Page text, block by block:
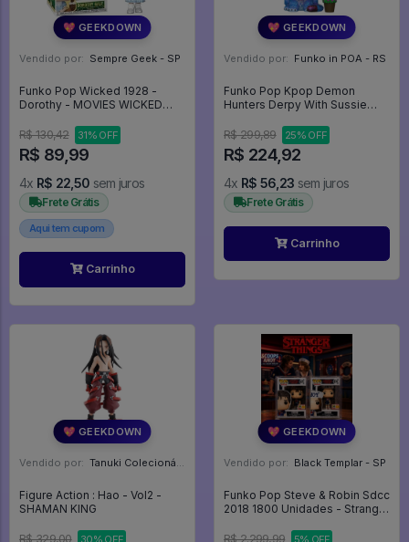
💖 GEEKDOWN
Vendido por: Sempre Geek - SP
Funko Pop Wicked 1928 -
Dorothy - MOVIES WICKED
R$ 130,42
31% OFF
R$ 89,99
4x R$ 22,50 sem juros
Frete Grátis
Aqui tem cupom
Carrinho
💖 GEEKDOWN
Vendido por: Funko in POA - RS
Funko Pop Kpop Demon
Hunters Derpy With Sussie
Television #2260
R$ 299,89 25% OFF
R$ 224,92
4x R$ 56,23 sem juros
Frete Grátis
Carrinho
💖 GEEKDOWN
Vendido por: Tanuki Colecionáveis - SP
Figure Action : Hao - Vol2 -
SHAMAN KING
R$ 329,00 30% OFF
💖 GEEKDOWN
Vendido por: Black Templar - SP
Funko Pop Steve & Robin Sdcc
2018 1800 Unidades - Stranger
R$ 2.299,99
5% OFF